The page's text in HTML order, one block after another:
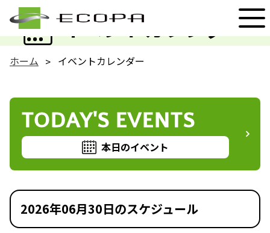
イベントカレンダー
EVENT
ホーム イベントカレンダー
TODAY'S EVENTS
本日のイベント
2026年06月30日のスケジュール